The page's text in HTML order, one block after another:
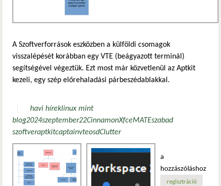
A Szoftverforrások eszközben a külföldi csomagok
visszalépését korábban egy VTE (beágyazott terminál)
segítségével végeztük. Ezt most már közvetlenül az Aptkit
kezeli, egy szép előrehaladási párbeszédablakkal.
havi híreklinux mint
blog2024szeptember22CinnamonXfceMATEszabad
szoftveraptkitcaptainvteosdClutter
a
hozzászóláshoz
regisztráció